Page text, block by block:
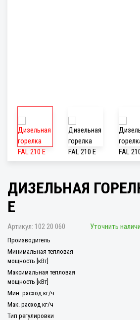
ДИЗЕЛЬНАЯ
E
Артикул: 102 20 060 Уточнить
Производитель
Минимальная тепловая
мощность [кВт]
Максимальная тепловая
мощность [кВт]
Мин. расход кг/ч
Мак. расход кг/ч
Тип регулировки